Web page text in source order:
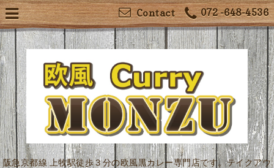
072 -648-4536
Contact
阪急京都線 上牧駅徒歩３分の欧風黒カレー専門店です。テイクアウ